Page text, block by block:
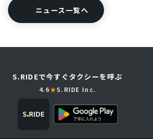
ニュース一覧へ
S.RIDEで今すぐタクシーを呼ぶ
4.6★S.RIDE Inc.